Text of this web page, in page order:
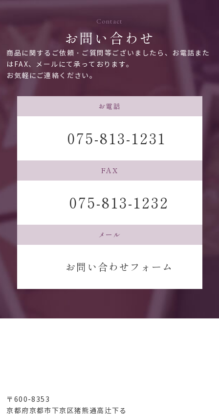
Contact
お問い合わせ
商品に関するご依頼・ご質問等ございましたら、お電話また
はFAX、メールにて承っております。
お気軽にご連絡ください。
お電話
075-813-1231
FAX
075-813-1232
メール
お問い合わせフォーム
〒600-8353
京都府京都市下京区猪熊通高辻下る